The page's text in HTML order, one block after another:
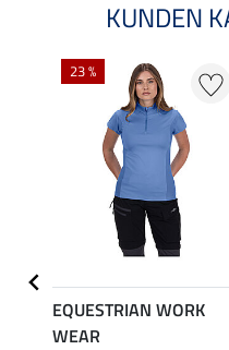
KUNDEN
23 %
EQUESTRIAN WORK
WEAR